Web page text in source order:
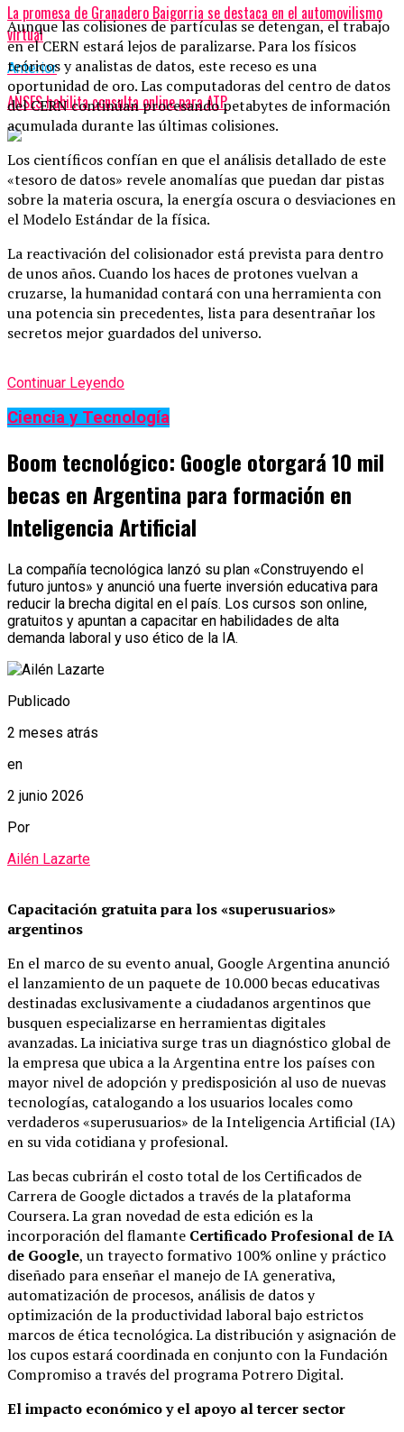
La promesa de Granadero Baigorria se destaca en el automovilismo
virtual
Anterior
ANSES habilita consulta online para ATP
Aunque las colisiones de partículas se detengan, el trabajo
en el CERN estará lejos de paralizarse. Para los físicos
teóricos y analistas de datos, este receso es una
oportunidad de oro. Las computadoras del centro de datos
del CERN continúan procesando petabytes de información
acumulada durante las últimas colisiones.
Los científicos confían en que el análisis detallado de este
«tesoro de datos» revele anomalías que puedan dar pistas
sobre la materia oscura, la energía oscura o desviaciones en
el Modelo Estándar de la física.
La reactivación del colisionador está prevista para dentro
de unos años. Cuando los haces de protones vuelvan a
cruzarse, la humanidad contará con una herramienta con
una potencia sin precedentes, lista para desentrañar los
secretos mejor guardados del universo.
Continuar Leyendo
Ciencia y Tecnología
Boom tecnológico: Google otorgará 10 mil
becas en Argentina para formación en
Inteligencia Artificial
La compañía tecnológica lanzó su plan «Construyendo el
futuro juntos» y anunció una fuerte inversión educativa para
reducir la brecha digital en el país. Los cursos son online,
gratuitos y apuntan a capacitar en habilidades de alta
demanda laboral y uso ético de la IA.
Publicado
2 meses atrás
en
2 junio 2026
Por
Ailén Lazarte
Capacitación gratuita para los «superusuarios»
argentinos
En el marco de su evento anual, Google Argentina anunció
el lanzamiento de un paquete de 10.000 becas educativas
destinadas exclusivamente a ciudadanos argentinos que
busquen especializarse en herramientas digitales
avanzadas.La iniciativa surge tras un diagnóstico global de
la empresa que ubica a la Argentina entre los países con
mayor nivel de adopción y predisposición al uso de nuevas
tecnologías, catalogando a los usuarios locales como
verdaderos «superusuarios» de la Inteligencia Artificial (IA)
en su vida cotidiana y profesional.
Las becas cubrirán el costo total de los Certificados de
Carrera de Google dictados a través de la plataforma
Coursera. La gran novedad de esta edición es la
incorporación del flamante Certificado Profesional de IA
de Google, un trayecto formativo 100% online y práctico
diseñado para enseñar el manejo de IA generativa,
automatización de procesos, análisis de datos y
optimización de la productividad laboral bajo estrictos
marcos de ética tecnológica. La distribución y asignación de
los cupos estará coordinada en conjunto con la Fundación
Compromiso a través del programa Potrero Digital.
El impacto económico y el apoyo al tercer sector